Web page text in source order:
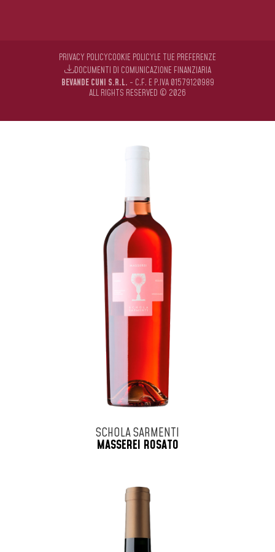
BEVANDE CUNI S.R.L. - C.F. E P.IVA 01579120989
ALL RIGHTS RESERVED © 2026
PRIVACY POLICYCOOKIE POLICYLE TUE PREFERENZE
DOCUMENTI DI COMUNICAZIONE FINANZIARIA
SCHOLA SARMENTI
MASSEREI ROSATO